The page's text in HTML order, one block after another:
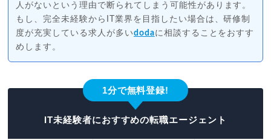
人がないという理由で断られてしまう可能性があります。
もし、完全未経験からIT業界を目指したい場合は、研修制
度が充実している求人が多いdodaに相談することをおすす
めします。
1分で無料登録!
IT未経験者におすすめの転職エージェント